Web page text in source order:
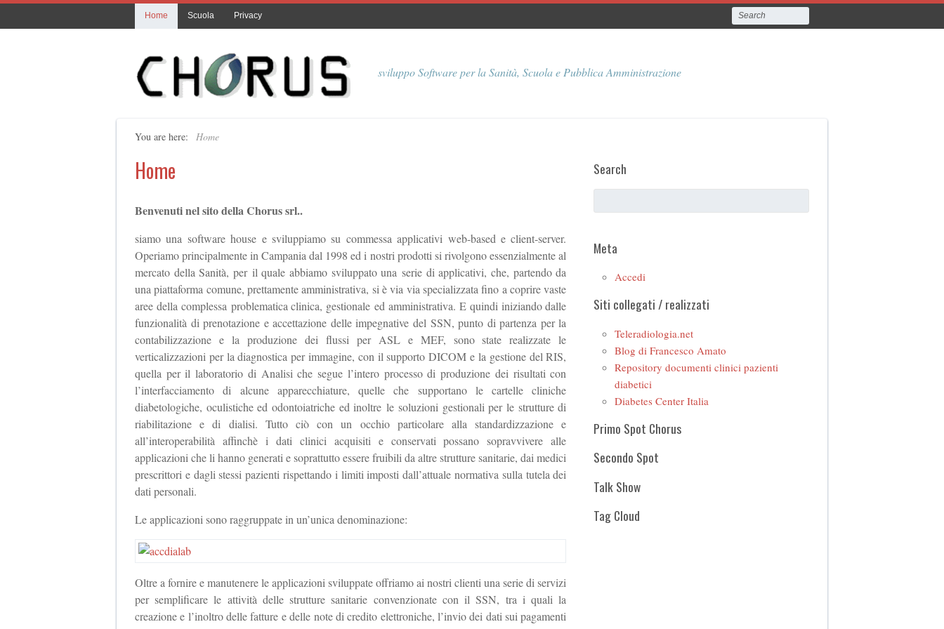
Home Scuola Privacy
sviluppo Software per la Sanità, Scuola e Pubblica Amministrazione
You are here: Home
Home
Benvenuti nel sito della Chorus srl..
siamo una software house e sviluppiamo su commessa applicativi web-based e client-server.
Operiamo principalmente in Campania dal 1998 ed i nostri prodotti si rivolgono essenzialmente al
mercato della Sanità, per il quale abbiamo sviluppato una serie di applicativi, che, partendo da
una piattaforma comune, prettamente amministrativa, si è via via specializzata fino a coprire vaste
aree della complessa problematica clinica, gestionale ed amministrativa. E quindi iniziando dalle
funzionalità di prenotazione e accettazione delle impegnative del SSN, punto di partenza per la
contabilizzazione e la produzione dei flussi per ASL e MEF, sono state realizzate le
verticalizzazioni per la diagnostica per immagine, con il supporto DICOM e la gestione del RIS,
quella per il laboratorio di Analisi che segue l’intero processo di produzione dei risultati con
l’interfacciamento di alcune apparecchiature, quelle che supportano le cartelle cliniche
diabetologiche, oculistiche ed odontoiatriche ed inoltre le soluzioni gestionali per le strutture di
riabilitazione e di dialisi. Tutto ciò con un occhio particolare alla standardizzazione e
all’interoperabilità affinchè i dati clinici acquisiti e conservati possano sopravvivere alle
applicazioni che li hanno generati e soprattutto essere fruibili da altre strutture sanitarie, dai medici
prescrittori e dagli stessi pazienti rispettando i limiti imposti dall’attuale normativa sulla tutela dei
dati personali.
Le applicazioni sono raggruppate in un’unica denominazione:
Oltre a fornire e manutenere le applicazioni sviluppate offriamo ai nostri clienti una serie di servizi
per semplificare le attività delle strutture sanitarie convenzionate con il SSN, tra i quali la
creazione e l’inoltro delle fatture e delle note di credito elettroniche, l’invio dei dati sui pagamenti
Search
Meta
Accedi
Siti collegati / realizzati
Teleradiologia.net
Blog di Francesco Amato
Repository documenti clinici pazienti
diabetici
Diabetes Center Italia
Primo Spot Chorus
Secondo Spot
Talk Show
Tag Cloud